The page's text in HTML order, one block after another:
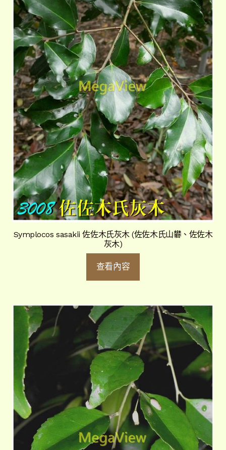
Symplocos sasakii 佐佐木氏灰木 (佐佐木氏山礬、佐佐木
灰木)
查看內容